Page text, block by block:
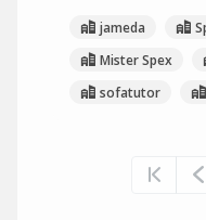
jameda
Mister Spex
sofatutor